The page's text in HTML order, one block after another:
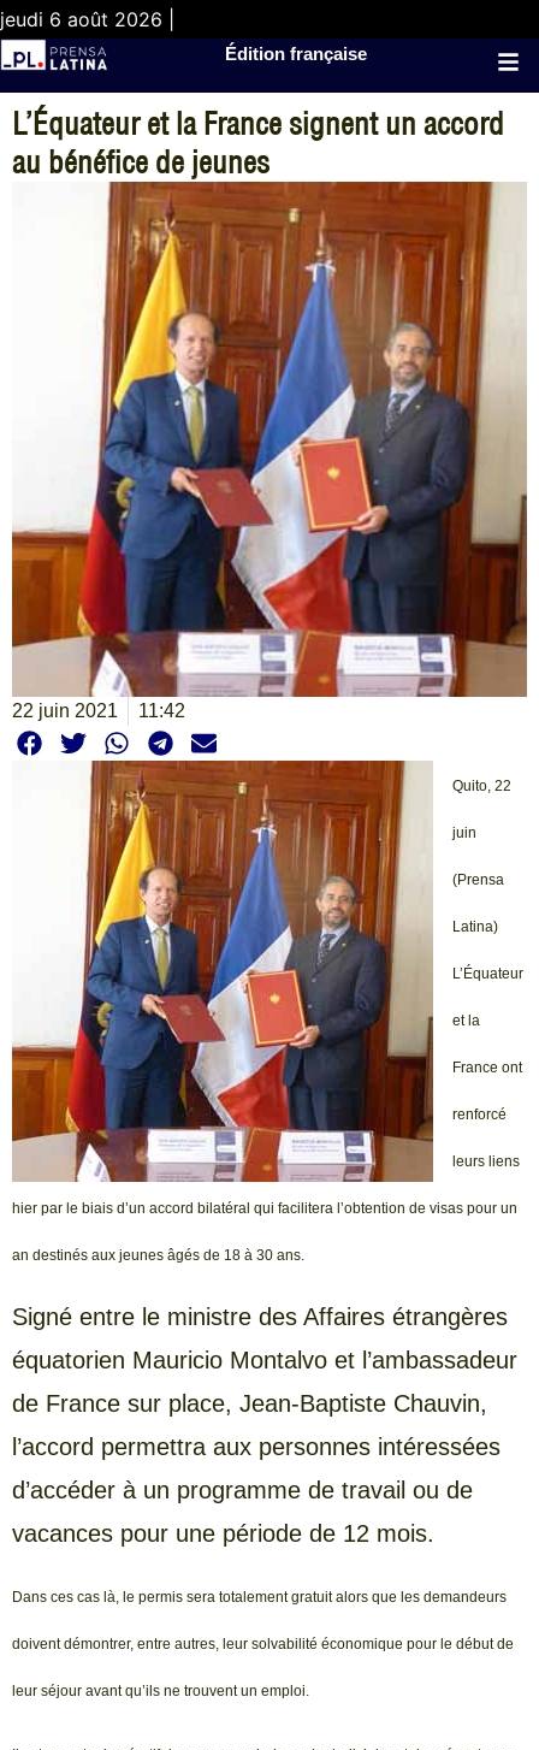
jeudi 6 août 2026 |
Édition française
L’Équateur et la France signent un accord
au bénéfice de jeunes
22 juin 2021 11:42
Quito, 22
juin
(Prensa
Latina)
L’Équateur
et la
France ont
renforcé
leurs liens
hier par le biais d’un accord bilatéral qui facilitera l’obtention de visas pour un
an destinés aux jeunes âgés de 18 à 30 ans.
Signé entre le ministre des Affaires étrangères
équatorien Mauricio Montalvo et l’ambassadeur
de France sur place, Jean-Baptiste Chauvin,
l’accord permettra aux personnes intéressées
d’accéder à un programme de travail ou de
vacances pour une période de 12 mois.
Dans ces cas là, le permis sera totalement gratuit alors que les demandeurs
doivent démontrer, entre autres, leur solvabilité économique pour le début de
leur séjour avant qu’ils ne trouvent un emploi.